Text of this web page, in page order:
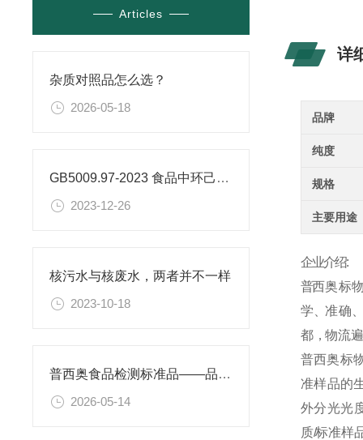
Articles
杂质对照品怎么选？
2026-05-18
GB5009.97-2023 食品中环己基氨基磺酸盐的测定标准
2023-12-26
核污水与核废水，两者并不一样
2023-10-18
普西奥食品检测标准品——品类丰富，支持定制
2026-05-14
详
品牌
纯度
规格
主要用途
企业介绍:
普西奥标物
学 、准 确
都 ，物 流
普西奥标
准样品的
外 分 光 光
质/标 准 样